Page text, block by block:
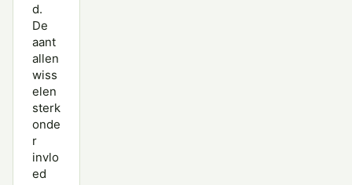
d.
De
aant
allen
wiss
elen
sterk
onde
r
invlo
ed